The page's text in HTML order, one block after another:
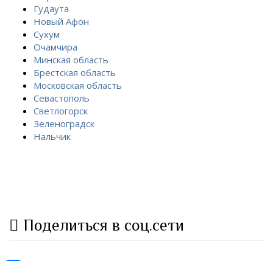
Гудаута
Новый Афон
Сухум
Очамчира
Минская область
Брестская область
Московская область
Севастополь
Светлогорск
Зеленоградск
Нальчик
Поделиться в соц.сети